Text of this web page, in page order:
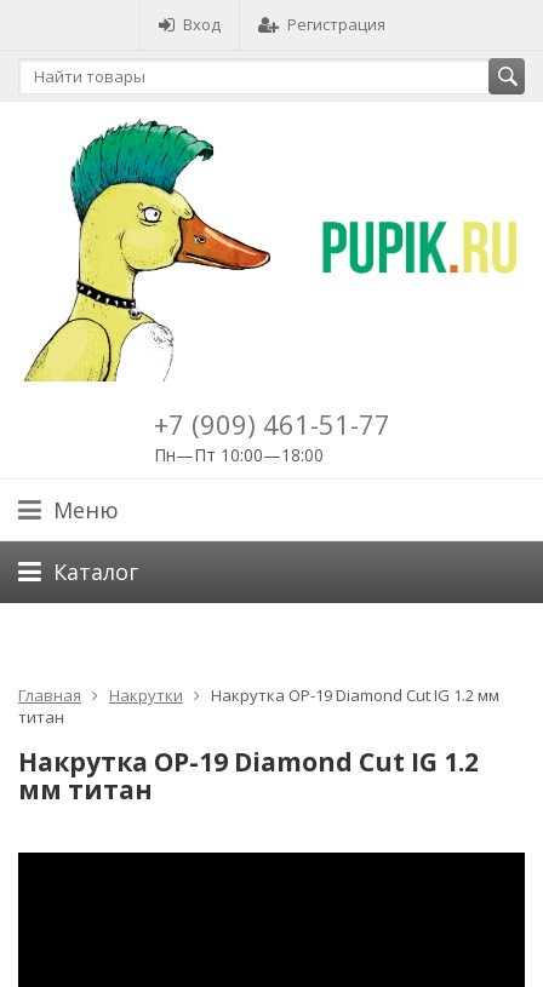
Вход Регистрация
+7 (909) 461-51-77
Пн—Пт 10:00—18:00
Меню
Каталог
Главная Накрутки
Накрутка OP-19 Diamond Cut IG 1.2 мм
титан
Накрутка OP-19 Diamond Cut IG 1.2
мм титан